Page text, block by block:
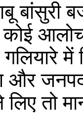
गलियारे
जनपदों
तो